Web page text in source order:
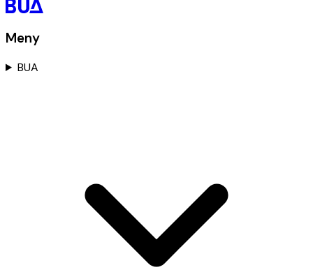
Meny
BUA